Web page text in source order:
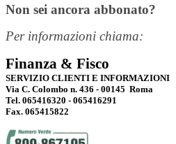
Non sei ancora abbonato?
Per informazioni chiama:
Finanza & Fisco
SERVIZIO CLIENTI E INFORMAZIONI
Via C. Colombo n. 436 - 00145 Roma
Tel. 065416320 - 065416291
Fax. 065415822